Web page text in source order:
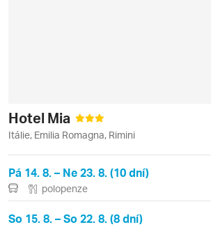
Hotel Mia
Itálie, Emilia Romagna, Rimini
Pá 14. 8. – Ne 23. 8. (10 dní)
polopenze
So 15. 8. – So 22. 8. (8 dní)